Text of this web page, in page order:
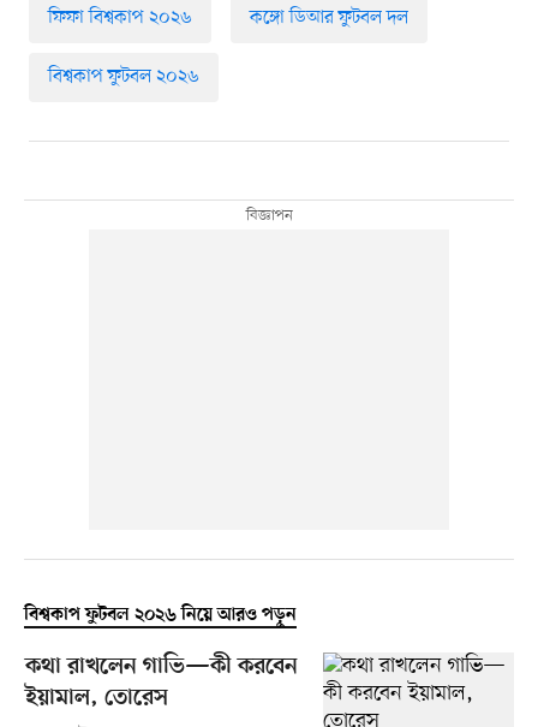
ফিফা বিশ্বকাপ ২০২৬ কঙ্গো ডিআর ফুটবল দল
বিশ্বকাপ ফুটবল ২০২৬
বিশ্বকাপ ফুটবল ২০২৬ নিয়ে আরও পড়ুন
কথা রাখলেন গাভি—কী করবেন
ইয়ামাল, তোরেস